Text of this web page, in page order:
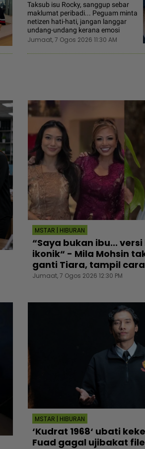
Taksub isu Rocky, sanggup sebar
maklumat peribadi... Peguam minta
netizen hati-hati, jangan langgar
undang-undang kerana emosi
Jumaat, 7 Ogos 2026 11:30 AM
MSTAR | HIBURAN
“Saya bukan ibu...
ikonik“ - Mila Mohsin
ganti Tiara, tampil
Jumaat, 7 Ogos 2026 12:30 PM
MSTAR | HIBURAN
‘Kudrat 1968‘ ubati
Fuad gagal ujibakat